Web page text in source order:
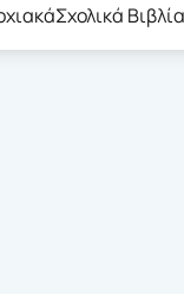
Σχολικά Βιβλία